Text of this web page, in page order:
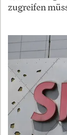
zugreifen